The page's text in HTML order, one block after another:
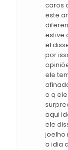
caros
este
estive
el
por
ele
o q
aqui
ele
joelho
a idia